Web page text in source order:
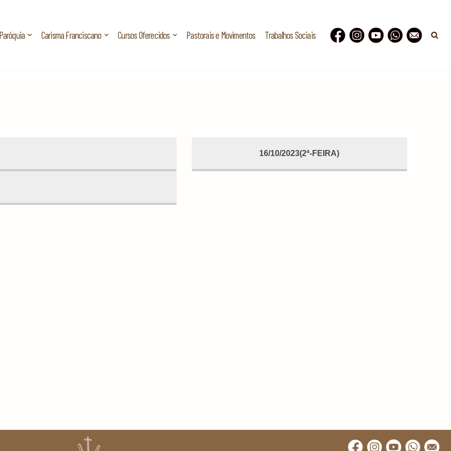
Paróquia Carisma Franciscano Cursos Oferecidos Pastorais e Movimentos Trabalhos Sociais
16/10/2023(2ª-FEIRA)